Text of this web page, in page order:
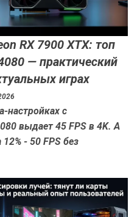
RX 7900 XTX: топ
— практический
играх
настройках с
выдает 45 FPS в 4K. А
- 50 FPS без